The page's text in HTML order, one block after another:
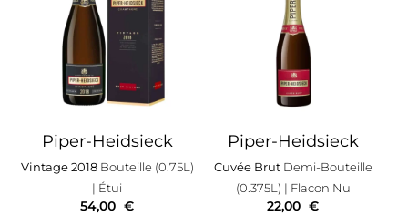
Piper-Heidsieck
Vintage 2018Bouteille (0.75L)
| Étui
54,00 €
Piper-Heidsieck
Cuvée Brut Demi-Bouteille
(0.375L) | Flacon Nu
22,00 €